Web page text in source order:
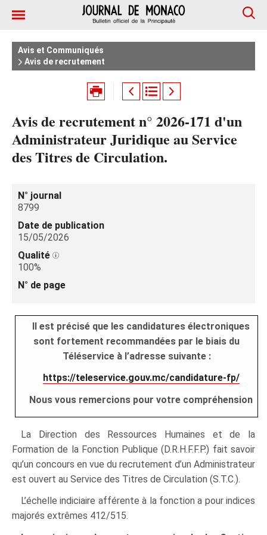
Avis et Communiqués
Avis de recrutement
Avis de recrutement n° 2026-171 d'un
Administrateur Juridique au Service
des Titres de Circulation.
N° journal
8799
Date de publication
15/05/2026
Qualité
100%
N° de page
Il est précisé que les candidatures électroniques
sont fortement recommandées par le biais du
Téléservice à l’adresse suivante :
https://teleservice.gouv.mc/candidature-fp/
Nous vous remercions pour votre compréhension
La Direction des Ressources Humaines et de la
Formation de la Fonction Publique (D.R.H.F.F.P.) fait savoir
qu’un concours en vue du recrutement d’un Administrateur
est ouvert au Service des Titres de Circulation (S.T.C.).
L’échelle indiciaire afférente à la fonction a pour indices
majorés extrêmes 412/515.